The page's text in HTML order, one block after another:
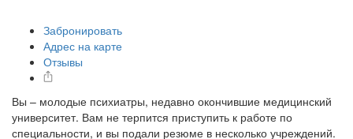
Забронировать
Адрес на карте
Отзывы
Вы – молодые психиатры, недавно окончившие медицинский
университет. Вам не терпится приступить к работе по
специальности, и вы подали резюме в несколько учреждений.